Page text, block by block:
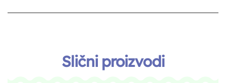
Slični proizvodi